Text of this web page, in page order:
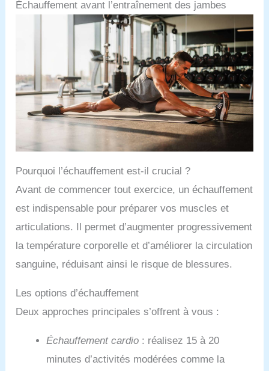
Échauffement avant l’entraînement des jambes
Pourquoi l’échauffement est-il crucial ?
Avant de commencer tout exercice, un échauffement
est indispensable pour préparer vos muscles et
articulations. Il permet d’augmenter progressivement
la température corporelle et d’améliorer la circulation
sanguine, réduisant ainsi le risque de blessures.
Les options d’échauffement
Deux approches principales s’offrent à vous :
Échauffement cardio : réalisez 15 à 20
minutes d’activités modérées comme la